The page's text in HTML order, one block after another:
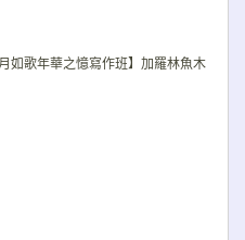
月如歌年華之憶寫作班】加羅林魚木